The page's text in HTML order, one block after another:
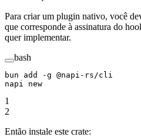
Para criar um plugin nativo, você
que corresponde à assinatura do
quer implementar.
bash
bun add -g @napi-rs/cli
napi
new
1
2
Então instale este crate: